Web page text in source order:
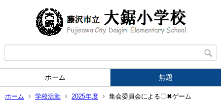
ホーム 無題
ホーム 学校活動 2025年度 集会委員会による〇✖ゲーム